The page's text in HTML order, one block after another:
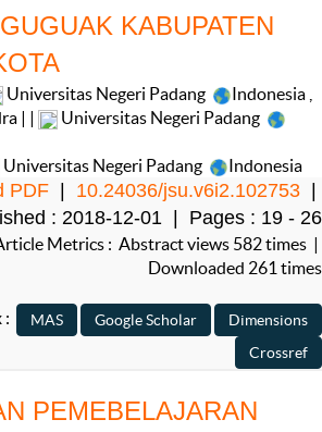
KABUPATEN
Universitas Negeri Padang Indonesia
| |
Universitas Negeri Padang
Universitas Negeri Padang Indonesia
PDF 10.24036/jsu.v6i2.102753
: 2018-12-01 | Pages : 19 - 26
Metrics : Abstract views 582 times |
Downloaded 261 times
:
PEMEBELAJARAN